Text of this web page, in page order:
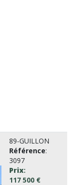
89-GUILLON
Référence:
3097
Prix:
117 500 €